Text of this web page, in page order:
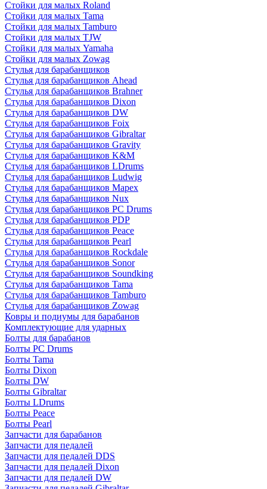
Стойки для малых Roland
Стойки для малых Tama
Стойки для малых Tamburo
Стойки для малых TJW
Стойки для малых Yamaha
Стойки для малых Zowag
Стулья для барабанщиков
Стулья для барабанщиков Ahead
Стулья для барабанщиков Brahner
Стулья для барабанщиков Dixon
Стулья для барабанщиков DW
Стулья для барабанщиков Foix
Стулья для барабанщиков Gibraltar
Стулья для барабанщиков Gravity
Стулья для барабанщиков K&M
Стулья для барабанщиков LDrums
Стулья для барабанщиков Ludwig
Стулья для барабанщиков Mapex
Стулья для барабанщиков Nux
Стулья для барабанщиков PC Drums
Стулья для барабанщиков PDP
Стулья для барабанщиков Peace
Стулья для барабанщиков Pearl
Стулья для барабанщиков Rockdale
Стулья для барабанщиков Sonor
Стулья для барабанщиков Soundking
Стулья для барабанщиков Tama
Стулья для барабанщиков Tamburo
Стулья для барабанщиков Zowag
Ковры и подиумы для барабанов
Комплектующие для ударных
Болты для барабанов
Болты PC Drums
Болты Tama
Болты Dixon
Болты DW
Болты Gibraltar
Болты LDrums
Болты Peace
Болты Pearl
Запчасти для барабанов
Запчасти для педалей
Запчасти для педалей DDS
Запчасти для педалей Dixon
Запчасти для педалей DW